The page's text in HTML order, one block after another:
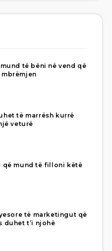
të bëni në vend që
të marrësh kurrë
veturë
që mund të filloni këtë
të marketingut që
duhet t’i njohë